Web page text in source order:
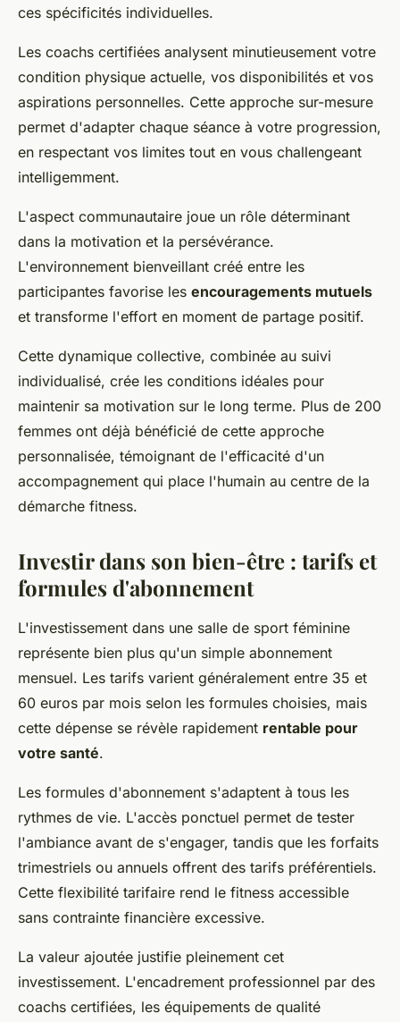
ces spécificités individuelles.
Les coachs certifiées analysent minutieusement votre
condition physique actuelle, vos disponibilités et vos
aspirations personnelles. Cette approche sur-mesure
permet d'adapter chaque séance à votre progression,
en respectant vos limites tout en vous challengeant
intelligemment.
L'aspect communautaire joue un rôle déterminant
dans la motivation et la persévérance.
L'environnement bienveillant créé entre les
participantes favorise les encouragements mutuels
et transforme l'effort en moment de partage positif.
Cette dynamique collective, combinée au suivi
individualisé, crée les conditions idéales pour
maintenir sa motivation sur le long terme. Plus de 200
femmes ont déjà bénéficié de cette approche
personnalisée, témoignant de l'efficacité d'un
accompagnement qui place l'humain au centre de la
démarche fitness.
Investir dans son bien-être : tarifs et
formules d'abonnement
L'investissement dans une salle de sport féminine
représente bien plus qu'un simple abonnement
mensuel. Les tarifs varient généralement entre 35 et
60 euros par mois selon les formules choisies, mais
cette dépense se révèle rapidement rentable pour
votre santé.
Les formules d'abonnement s'adaptent à tous les
rythmes de vie. L'accès ponctuel permet de tester
l'ambiance avant de s'engager, tandis que les forfaits
trimestriels ou annuels offrent des tarifs préférentiels.
Cette flexibilité tarifaire rend le fitness accessible
sans contrainte financière excessive.
La valeur ajoutée justifie pleinement cet
investissement. L'encadrement professionnel par des
coachs certifiées, les équipements de qualité